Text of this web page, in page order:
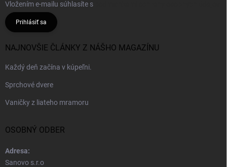
Vložením e-mailu súhlasíte s
Prihlásiť sa
NAJNOVŠIE ČLÁNKY Z NÁŠHO MAGAZÍNU
Každý deň začína v kúpeľni.
Sprchové dvere
Vaničky z liateho mramoru
OSOBNÝ ODBER
Adresa:
Sanovo s.r.o